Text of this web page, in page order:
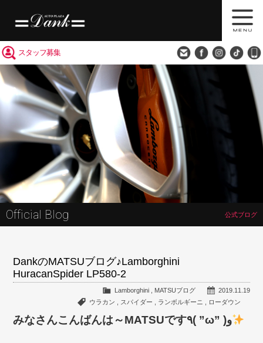
スタッフ募集
Official Blog 公式ブログ
DankのMATSUブログ♪Lamborghini
HuracanSpider LP580-2
2019.11.19
Lamborghini, MATSUブログ
ウラカン
スパイダー ランボルギーニ ローダウン
みなさんこんばんは～MATSUです٩( ”ω” )و